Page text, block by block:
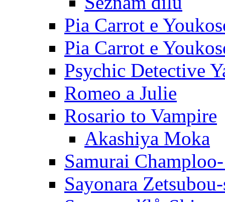
Pia Carrot e
Pia Carrot e
Psychic Detective
Romeo a Julie
Rosario to Vampire
Akashiya Moka
Samurai
Sayonara